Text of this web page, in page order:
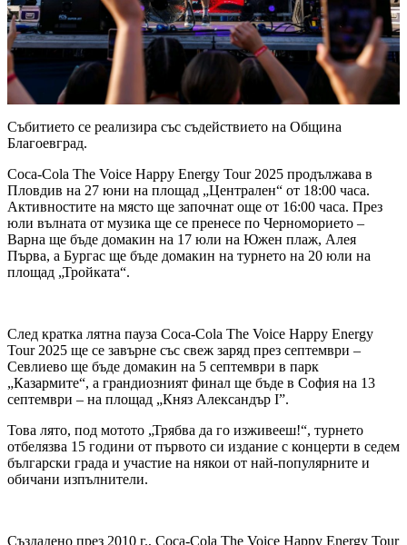
Събитието се реализира със съдействието на Община
Благоевград.
Coca-Cola The Voice Happy Energy Tour 2025 продължава в
Пловдив на 27 юни на площад „Централен“ от 18:00 часа.
Активностите на място ще започнат още от 16:00 часа. През
юли вълната от музика ще се пренесе по Черноморието –
Варна ще бъде домакин на 17 юли на Южен плаж, Алея
Първа, а Бургас ще бъде домакин на турнето на 20 юли на
площад „Тройката“.
След кратка лятна пауза Coca-Cola The Voice Happy Energy
Tour 2025 ще се завърне със свеж заряд през септември –
Севлиево ще бъде домакин на 5 септември в парк
„Казармите“, а грандиозният финал ще бъде в София на 13
септември – на площад „Княз Александър I”.
Това лято, под мотото „Трябва да го изживееш!“, турнето
отбелязва 15 години от първото си издание с концерти в седем
български града и участие на някои от най-популярните и
обичани изпълнители.
Създадено през 2010 г., Coca-Cola The Voice Happy Energy Tour